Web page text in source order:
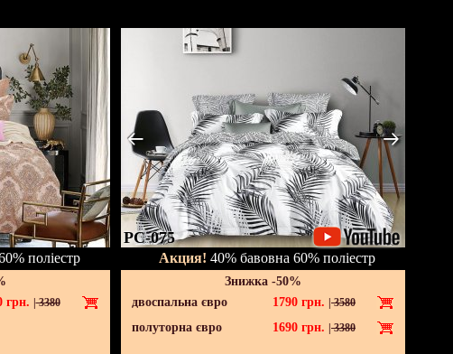
поліестр
грн. |3380
PC-075
Акция! 40% бавовна 60% поліестр
Знижка -50%
двоспальна євро
1790 грн. 3580
полуторна євро 1690 грн. 3380